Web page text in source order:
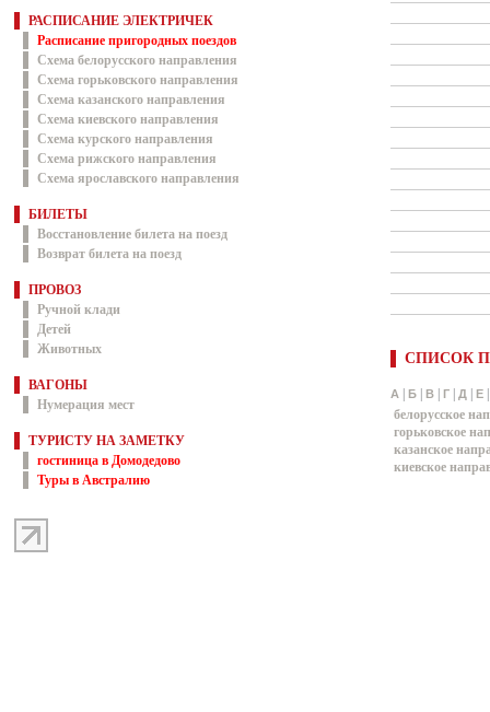
РАСПИСАНИЕ ЭЛЕКТРИЧЕК
Расписание пригородных поездов
Схема белорусского направления
Схема горьковского направления
Схема казанского направления
Схема киевского направления
Схема курского направления
Схема рижского направления
Схема ярославского направления
БИЛЕТЫ
Восстановление билета на поезд
Возврат билета на поезд
ПРОВОЗ
Ручной клади
Детей
Животных
ВАГОНЫ
Нумерация мест
ТУРИСТУ НА ЗАМЕТКУ
гостиница в Домодедово
Туры в Австралию
СПИСОК
А Б В Г Д Е
белорусское
горьковское
казанское
киевское